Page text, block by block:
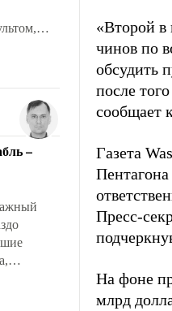
и
под
на себя
и
–
по
«Второй в
чинов по
обсудить
после
сообщает
Газета
Пресс-
На фоне
млрд